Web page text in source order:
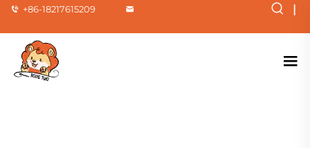
+86-18217615209 |